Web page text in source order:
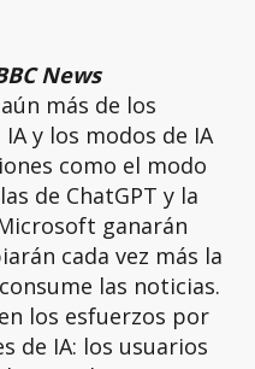
News
más de los
y los modos de IA
como el modo
de ChatGPT y la
ganarán
cada vez más la
las noticias.
los esfuerzos por
de IA: los usuarios